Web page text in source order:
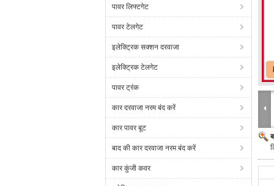
पावर लिफ्टगेट
पावर टेलगेट
इलेक्ट्रिक सक्शन दरवाजा
इलेक्ट्रिक टेलगेट
पावर ट्रंक
कार दरवाजा नरम बंद करें
कार पावर बूट
बाद की कार दरवाजा नरम बंद करें
कार कुंजी कवर